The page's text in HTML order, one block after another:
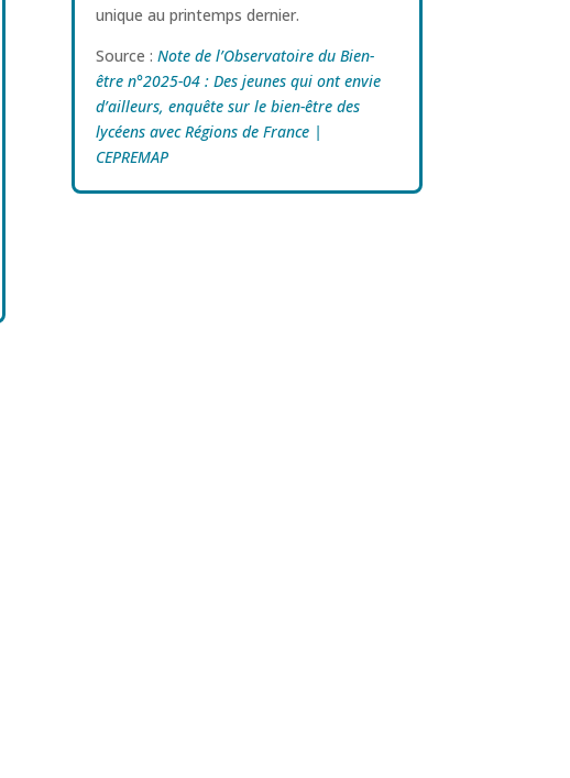
unique au printemps dernier.
Source : Note de l’Observatoire du Bien-
être n°2025-04 : Des jeunes qui ont envie
d’ailleurs, enquête sur le bien-être des
lycéens avec Régions de France |
CEPREMAP